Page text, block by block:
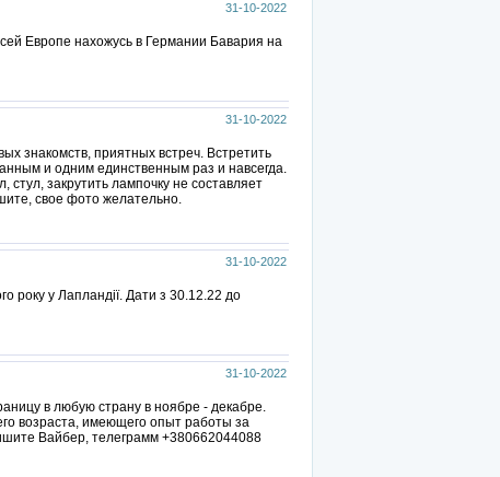
31-10-2022
Европе нахожусь в Германии Бавария на
31-10-2022
знакомств, приятных встреч. Встретить
и одним единственным раз и навсегда.
закрутить лампочку не составляет
свое фото желательно.
31-10-2022
року у Лапландії. Дати з 30.12.22 до
31-10-2022
в любую страну в ноябре - декабре.
возраста, имеющего опыт работы за
Вайбер, телеграмм +380662044088